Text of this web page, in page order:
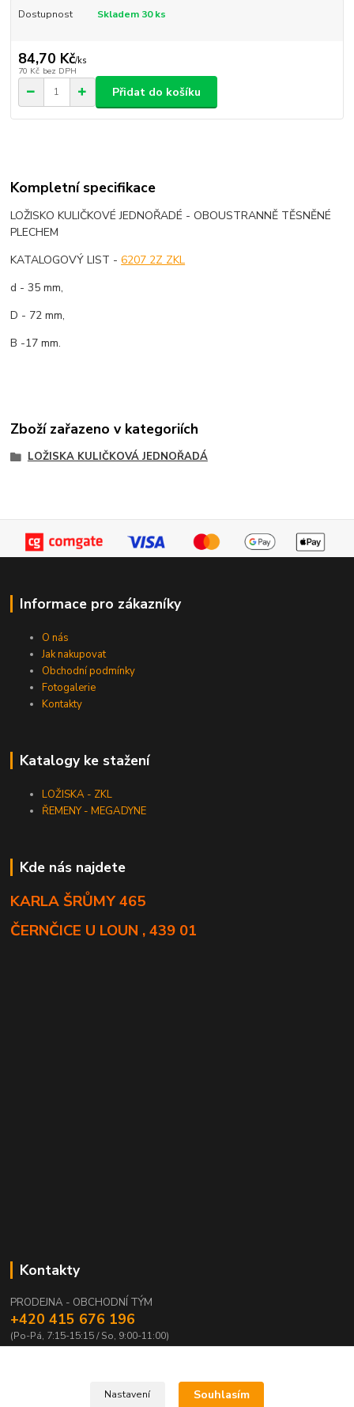
Dostupnost Skladem 30 ks
84,70 Kč/ks
70 Kč bez DPH
Přidat do košíku
Kompletní specifikace
LOŽISKO KULIČKOVÉ JEDNOŘADÉ - OBOUSTRANNĚ TĚSNĚNÉ
PLECHEM
KATALOGOVÝ LIST -6207 2Z ZKL
d - 35 mm,
D - 72 mm,
B -17 mm.
Zboží zařazeno v kategoriích
LOŽISKA KULIČKOVÁ JEDNOŘADÁ
Informace pro zákazníky
O nás
Jak nakupovat
Obchodní podmínky
Fotogalerie
Kontakty
Katalogy ke stažení
LOŽISKA - ZKL
ŘEMENY - MEGADYNE
Kde nás najdete
KARLA ŠRŮMY 465
ČERNČICE U LOUN , 439 01
Kontakty
PRODEJNA - OBCHODNÍ TÝM
+420 415 676 196
(Po-Pá, 7:15-15:15 / So, 9:00-11:00)
Nastavení Souhlasím